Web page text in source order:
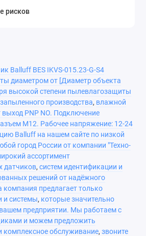
рисков
Balluff BES IKVS-015.23-G-S4
диаметром от [Диаметр объекта
высокой степени пылевлагозащиты
производства, влажной
PNP NO. Подключение
M12. Рабочее напряжение: 12-24
Balluff на нашем сайте по низкой
город России от компании "Техно-
ассортимент
датчиков, систем идентификации и
решений от надёжного
предлагает только
и системы, которые значительно
предприятии. Мы работаем с
и можем предложить
комплексное обслуживание, звоните